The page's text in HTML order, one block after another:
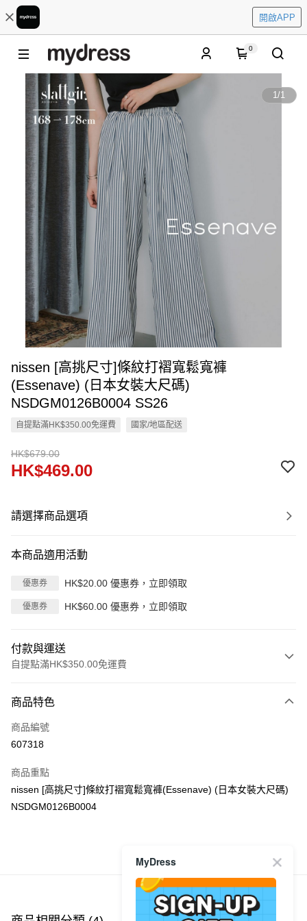
開啟APP
0
1/1
nissen [高挑尺寸]條紋打褶寬鬆寬褲
(Essenave) (日本女裝大尺碼)
NSDGM0126B0004 SS26
自提點滿HK$350.00免運費 國家/地區配送
HK$679.00
HK$469.00
請選擇商品選項
本商品適用活動
優惠券 HK$20.00 優惠券，立即領取
優惠券 HK$60.00 優惠券，立即領取
付款與運送
自提點滿HK$350.00免運費
信用卡
Apple Pay
PayMe
WeChat Pay
每筆HK$40.00，滿HK$350.00或以上免運費
商品特色
商品編號
607318
商品重點
nissen [高挑尺寸]條紋打褶寬鬆寬褲(Essenave) (日本女裝大尺碼)
NSDGM0126B0004
商品推薦
MyDress